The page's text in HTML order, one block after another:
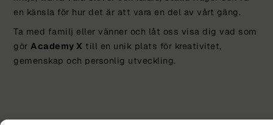
en känsla för hur det är att vara en del av vårt gäng.
Ta med familj eller vänner och låt oss visa dig vad som
görAcademy X till en unik plats för kreativitet,
gemenskap och personlig utveckling.